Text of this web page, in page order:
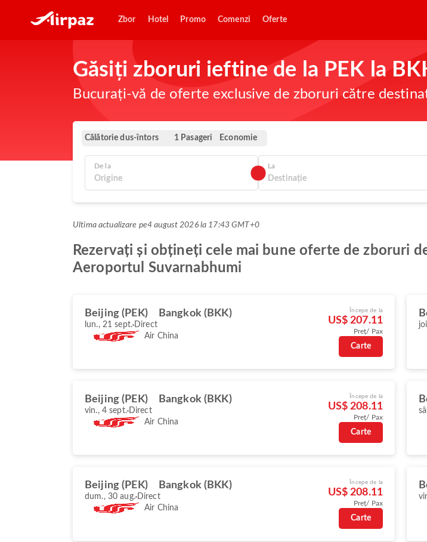
Zbor Hotel Promo Comenzi Oferte
Găsiți zboruri ieftine de la PEK la
Bucurați-vă de oferte exclusive de zboruri către
Călătorie dus-întors 1 Pasageri Economie
De la La
Ultima actualizare pe4 august 2026 la 17:43 GMT+0
Rezervați și obțineți cele mai bune oferte de zboruri
Aeroportul Suvarnabhumi
Beijing (PEK) Bangkok (BKK)
lun., 21 sept. Direct
Air China
Începe de la
US$ 207.11
Preț/ Pax
Carte
Beijing (PEK) Bangkok (BKK)
vin., 4 sept. Direct
Air China
Începe de la
US$ 208.11
Preț/ Pax
Carte
Beijing (PEK) Bangkok (BKK)
dum., 30 aug. Direct
Air China
Începe de la
US$ 208.11
Preț/ Pax
Carte